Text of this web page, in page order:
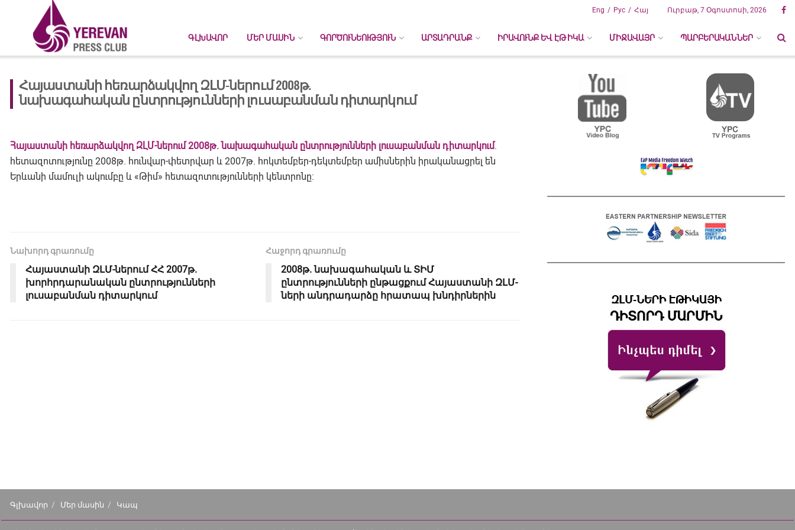
Рус Հայ
Eng Ուրբաթ, 7 Օգոստոսի, 2026
ԳԼԽԱՎՈՐ ՄԵՐ ՄԱՍԻՆ ԳՈՐԾՈՒՆԵՈՒԹՅՈՒՆ ԱՐՏԱԴՐԱՆՔ ԻՐԱՎՈՒՆՔ ԵՎ ԷԹԻԿԱ ՄԻՋԱՎԱՅՐ ՊԱՐԲԵՐԱԿԱՆՆԵՐ
Հայաստանի հեռարձակվող ԶԼՄ-ներում 2008թ.
նախագահական ընտրությունների լուսաբանման դիտարկում
Հայաստանի հեռարձակվող ԶԼՄ-ներում 2008թ. նախագահական ընտրությունների լուսաբանման դիտարկում.
հետազոտությունը 2008թ. հունվար-փետրվար և 2007թ. հոկտեմբեր-դեկտեմբեր ամիսներին իրականացրել են
Երևանի մամուլի ակումբը և «Թիմ» հետազոտությունների կենտրոնը:
Նախորդ գրառումը
Հայաստանի ԶԼՄ-ներում ՀՀ 2007թ.
խորհրդարանական ընտրությունների
լուսաբանման դիտարկում
Հաջորդ գրառումը
2008թ. նախագահական և ՏԻՄ
ընտրությունների ընթացքում Հայաստանի ԶԼՄ-
ների անդրադարձը հրատապ խնդիրներին
Գլխավոր Մեր մասին Կապ